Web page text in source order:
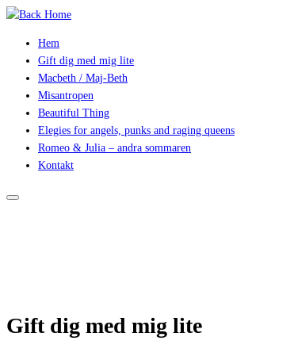
Hem
Gift dig med mig lite
Macbeth / Maj-Beth
Misantropen
Beautiful Thing
Elegies for angels, punks and raging queens
Romeo & Julia – andra sommaren
Kontakt
Gift dig med mig lite